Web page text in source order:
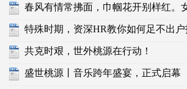
春风有情常拂面，巾帼花开别样红。
特殊时期，资深HR教你如何足不出户
共克时艰，世外桃源在行动！
盛世桃源丨音乐跨年盛宴，正式启幕